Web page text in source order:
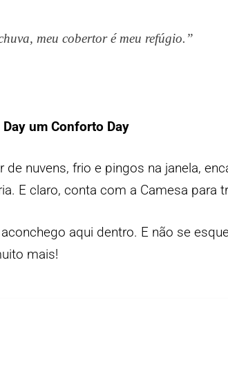
meu cobertor é meu refúgio.”
um Conforto Day
de nuvens, frio e pingos na janela,
E claro, conta com a Camesa para
aqui dentro. E não se
mais!